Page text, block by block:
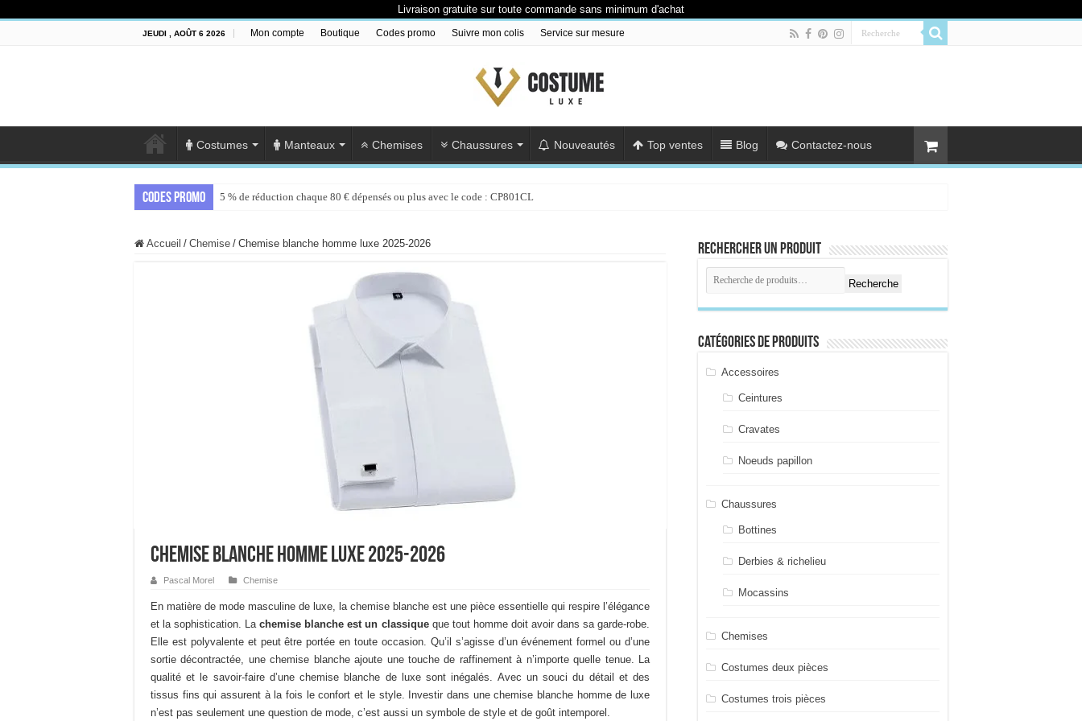
Livraison gratuite sur toute commande sans minimum d'achat
JEUDI , AOÛT 6 2026 Mon compte Boutique Codes promo Suivre mon colis Service sur mesure
Costumes Manteaux Chemises Chaussures Nouveautés Top ventes Blog Contactez-nous
Codes promo 5 % de réduction chaque 80 € dépensés ou plus avec le code : CP801CL
Accueil / Chemise / Chemise blanche homme luxe 2025-2026
Chemise blanche homme luxe 2025-2026
Pascal Morel Chemise
En matière de mode masculine de luxe, la chemise blanche est une pièce essentielle qui respire l’élégance
et la sophistication. Lachemise blanche est un classiqueque tout homme doit avoir dans sa garde-robe.
Elle est polyvalente et peut être portée en toute occasion. Qu’il s’agisse d’un événement formel ou d’une
sortie décontractée, une chemise blanche ajoute une touche de raffinement à n’importe quelle tenue. La
qualité et le savoir-faire d’une chemise blanche de luxe sont inégalés. Avec un souci du détail et des
tissus fins qui assurent à la fois le confort et le style. Investir dans une chemise blanche homme de luxe
n’est pas seulement une question de mode, c’est aussi un symbole de style et de goût intemporel.
Rechercher un produit
Recherche
Catégories de produits
Accessoires
Ceintures
Cravates
Noeuds papillon
Chaussures
Bottines
Derbies & richelieu
Mocassins
Chemises
Costumes deux pièces
Costumes trois pièces